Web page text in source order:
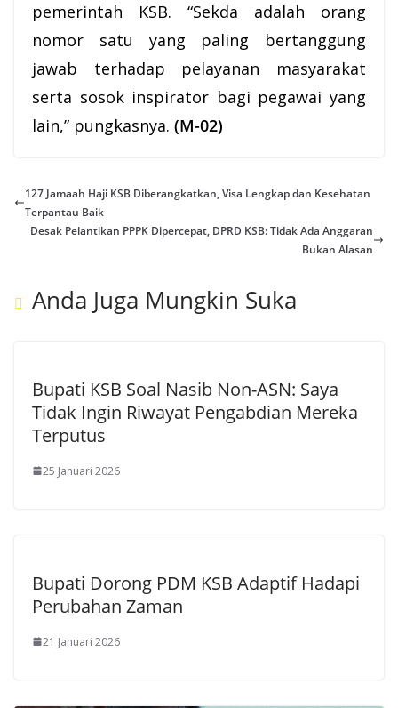
pemerintah KSB. “Sekda adalah orang
nomor satu yang paling bertanggung
jawab terhadap pelayanan masyarakat
serta sosok inspirator bagi pegawai yang
lain,” pungkasnya. (M-02)
127 Jamaah Haji KSB Diberangkatkan, Visa Lengkap dan Kesehatan
Terpantau Baik
Desak Pelantikan PPPK Dipercepat, DPRD KSB: Tidak Ada Anggaran
Bukan Alasan
Anda Juga Mungkin Suka
Bupati KSB Soal Nasib Non-ASN: Saya
Tidak Ingin Riwayat Pengabdian Mereka
Terputus
25 Januari 2026
Bupati Dorong PDM KSB Adaptif Hadapi
Perubahan Zaman
21 Januari 2026